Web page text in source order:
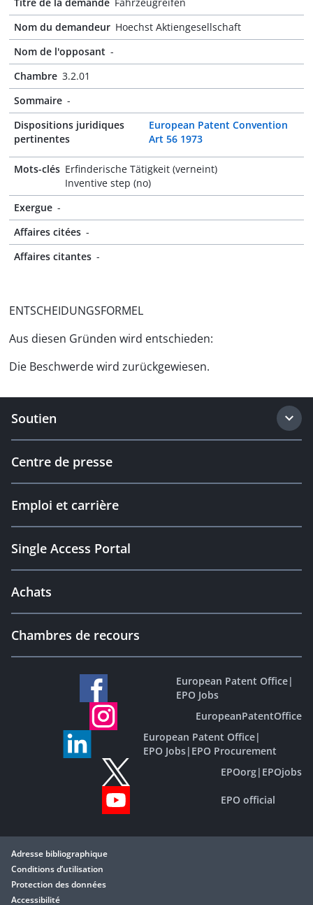
Nom du demandeur Hoechst Aktiengesellschaft
Nom de l'opposant -
Chambre 3.2.01
Sommaire -
Dispositions juridiques
pertinentes
European Patent Convention
Art 56 1973
Mots-clés Erfinderische Tätigkeit (verneint)
Inventive step (no)
Exergue -
Affaires citées -
Affaires citantes -
ENTSCHEIDUNGSFORMEL
Aus diesen Gründen wird entschieden:
Die Beschwerde wird zurückgewiesen.
Soutien
Centre de presse
Emploi et carrière
Single Access Portal
Achats
Chambres de recours
European Patent Office|
EPO Jobs
EuropeanPatentOffice
European Patent Office|
EPO Jobs| EPO Procurement
EPOorg| EPOjobs
EPO official
Adresse bibliographique
Conditions d’utilisation
Protection des données
Accessibilité